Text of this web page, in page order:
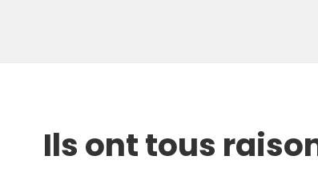
Ils ont tous